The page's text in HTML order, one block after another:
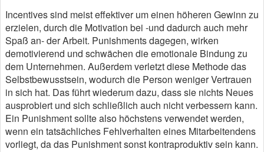
Incentives sind meist effektiver um einen höheren Gewinn zu
erzielen, durch die Motivation bei -und dadurch auch mehr
Spaß an- der Arbeit. Punishments dagegen, wirken
demotivierend und schwächen die emotionale Bindung zu
dem Unternehmen. Außerdem verletzt diese Methode das
Selbstbewusstsein, wodurch die Person weniger Vertrauen
in sich hat. Das führt wiederum dazu, dass sie nichts Neues
ausprobiert und sich schließlich auch nicht verbessern kann.
Ein Punishment sollte also höchstens verwendet werden,
wenn ein tatsächliches Fehlverhalten eines Mitarbeitendens
vorliegt, da das Punishment sonst kontraproduktiv sein kann.